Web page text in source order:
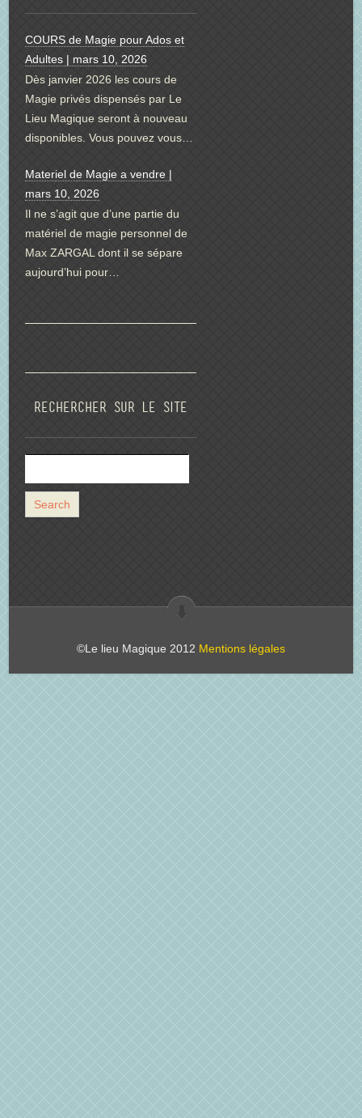
COURS de Magie pour Ados et
Adultes | mars 10, 2026
Dès janvier 2026 les cours de
Magie privés dispensés par Le
Lieu Magique seront à nouveau
disponibles. Vous pouvez vous…
Materiel de Magie a vendre |
mars 10, 2026
Il ne s’agit que d’une partie du
matériel de magie personnel de
Max ZARGAL dont il se sépare
aujourd’hui pour…
Rechercher sur le site
©Le lieu Magique 2012 Mentions légales